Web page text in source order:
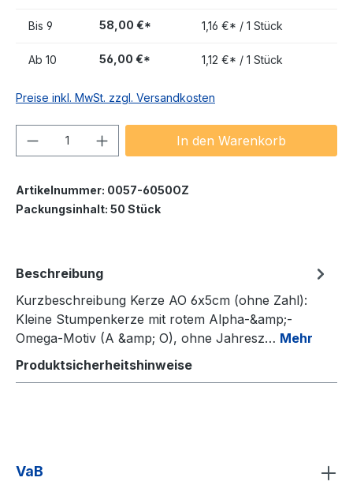
Bis 9 58,00 €* 1,16 €* / 1 Stück
Ab 10 56,00 €* 1,12 €* / 1 Stück
Preise inkl. MwSt. zzgl. Versandkosten
Produkt Anzahl: Gib denIn den Warenkorb
Artikelnummer: 0057-6050OZ
Packungsinhalt: 50 Stück
Beschreibung
Kurzbeschreibung Kerze AO 6x5cm (ohne Zahl):
Kleine Stumpenkerze mit rotem Alpha-&amp;-
Omega‑Motiv (A &amp; O), ohne Jahresz… Mehr
Produktsicherheitshinweise
VaB